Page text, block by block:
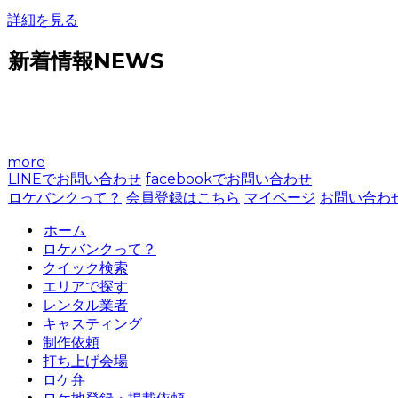
詳細を見る
新着情報NEWS
more
LINEでお問い合わせ facebookでお問い合わせ
ロケバンクって？ 会員登録はこちら マイページ お問い合わ
ホーム
ロケバンクって？
クイック検索
エリアで探す
レンタル業者
キャスティング
制作依頼
打ち上げ会場
ロケ弁